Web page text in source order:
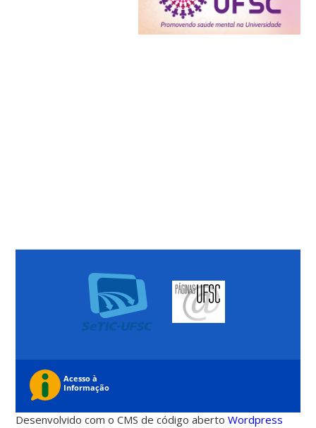
Desenvolvido com o CMS de código abertoWordpress